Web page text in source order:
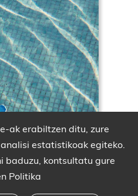
ak erabiltzen ditu, zure
estatistikoak egiteko.
baduzu, kontsultatu gure
Politika